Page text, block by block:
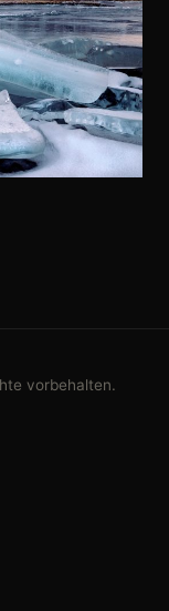
vorbehalten.